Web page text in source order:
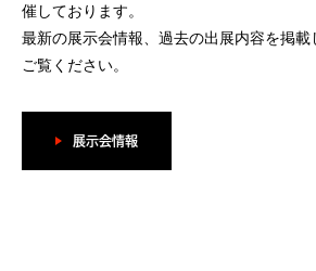
催しております。
最新の展示会情報、過去の出展内容を掲
ご覧ください。
展示会情報